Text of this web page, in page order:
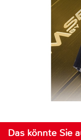
Das könnte Sie